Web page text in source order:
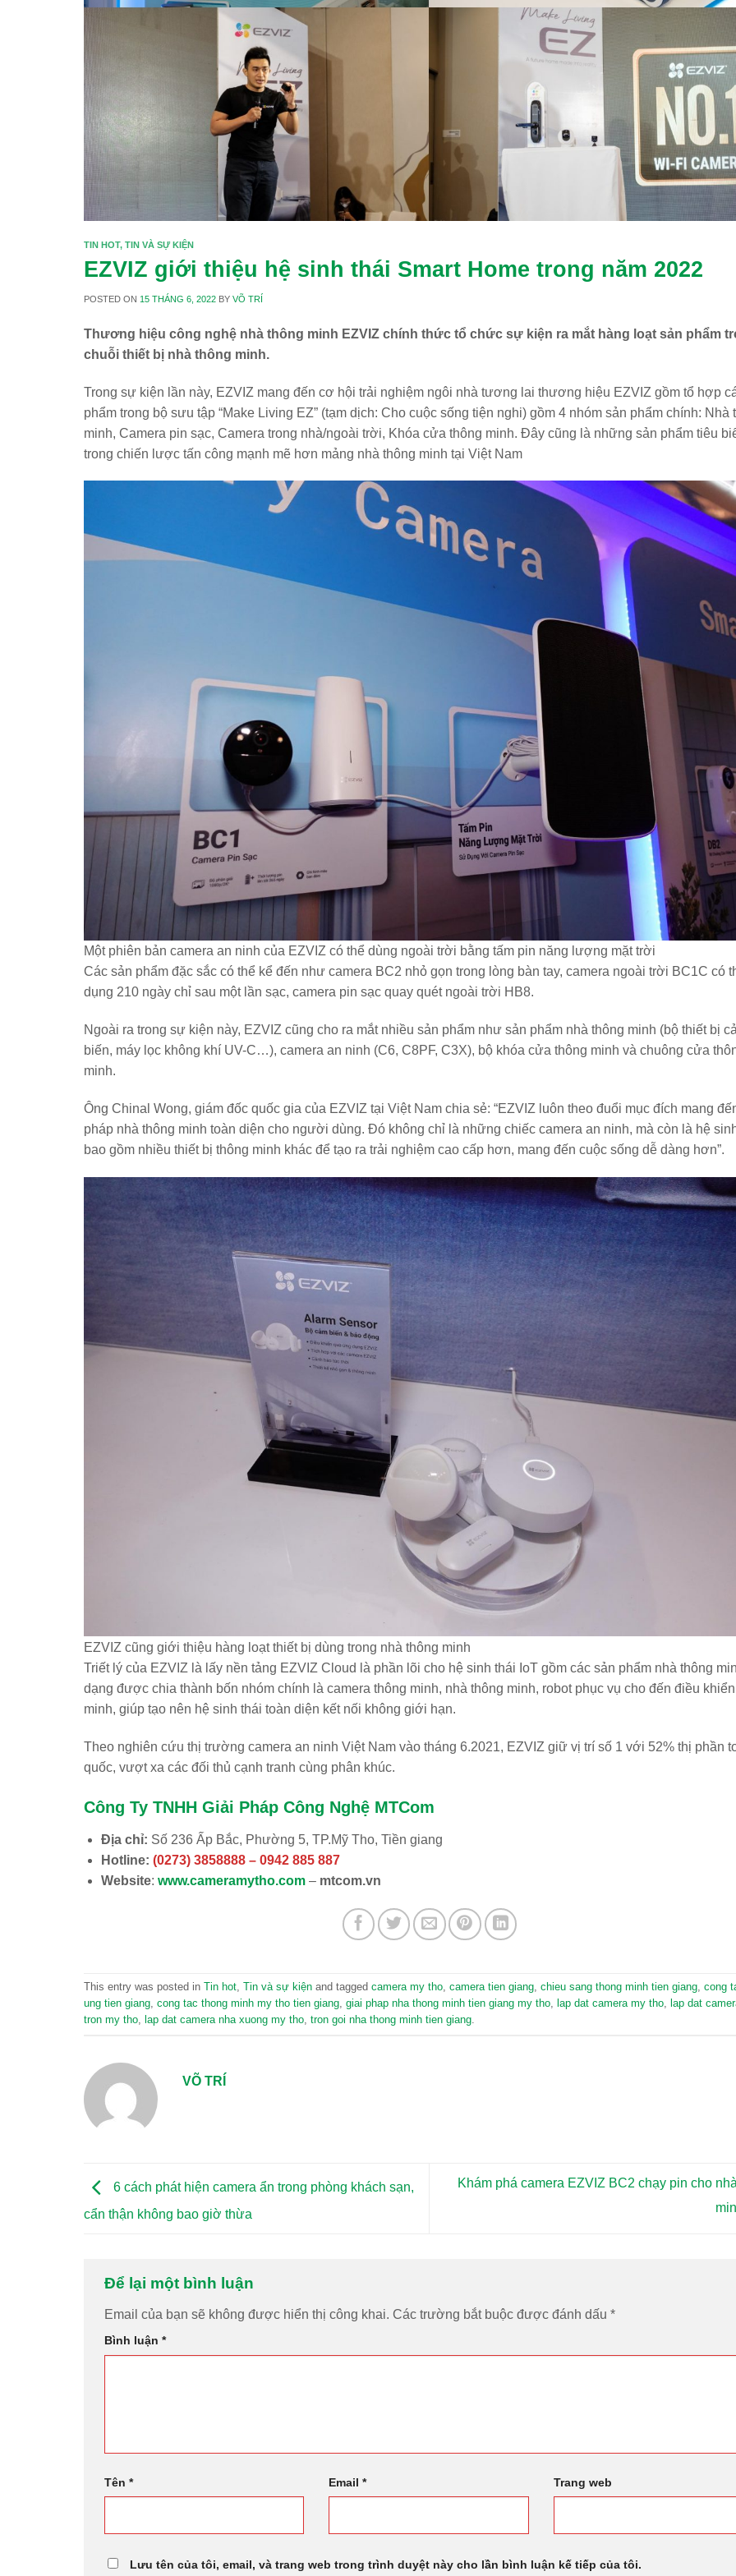
TIN HOT,TIN VÀ SỰ KIỆN
EZVIZ giới thiệu hệ sinh thái Smart Home trong năm 2022
POSTED ON 15 THÁNG 6, 2022 BYVÕ TRÍ
Thương hiệu công nghệ nhà thông minh EZVIZ chính thức tổ chức sự kiện ra mắt hàng loạt sản phẩm
chuỗi thiết bị nhà thông minh.
Trong sự kiện lần này, EZVIZ mang đến cơ hội trải nghiệm ngôi nhà tương lai thương hiệu EZVIZ gồm tổ hợp
phẩm trong bộ sưu tập “Make Living EZ” (tạm dịch: Cho cuộc sống tiện nghi) gồm 4 nhóm sản phẩm chính: Nhà
minh, Camera pin sạc, Camera trong nhà/ngoài trời, Khóa cửa thông minh. Đây cũng là những sản phẩm tiêu
trong chiến lược tấn công mạnh mẽ hơn mảng nhà thông minh tại Việt Nam
Một phiên bản camera an ninh của EZVIZ có thể dùng ngoài trời bằng tấm pin năng lượng mặt trời
Các sản phẩm đặc sắc có thể kể đến như camera BC2 nhỏ gọn trong lòng bàn tay, camera ngoài trời BC1C có
dụng 210 ngày chỉ sau một lần sạc, camera pin sạc quay quét ngoài trời HB8.
Ngoài ra trong sự kiện này, EZVIZ cũng cho ra mắt nhiều sản phẩm như sản phẩm nhà thông minh (bộ thiết bị
biến, máy lọc không khí UV-C…), camera an ninh (C6, C8PF, C3X), bộ khóa cửa thông minh và chuông cửa
minh.
Ông Chinal Wong, giám đốc quốc gia của EZVIZ tại Việt Nam chia sẻ: “EZVIZ luôn theo đuổi mục đích mang
pháp nhà thông minh toàn diện cho người dùng. Đó không chỉ là những chiếc camera an ninh, mà còn là hệ
bao gồm nhiều thiết bị thông minh khác để tạo ra trải nghiệm cao cấp hơn, mang đến cuộc sống dễ dàng hơn”.
EZVIZ cũng giới thiệu hàng loạt thiết bị dùng trong nhà thông minh
Triết lý của EZVIZ là lấy nền tảng EZVIZ Cloud là phần lõi cho hệ sinh thái IoT gồm các sản phẩm nhà thông
dạng được chia thành bốn nhóm chính là camera thông minh, nhà thông minh, robot phục vụ cho đến điều
minh, giúp tạo nên hệ sinh thái toàn diện kết nối không giới hạn.
Theo nghiên cứu thị trường camera an ninh Việt Nam vào tháng 6.2021, EZVIZ giữ vị trí số 1 với 52% thị phần
quốc, vượt xa các đối thủ cạnh tranh cùng phân khúc.
Công Ty TNHH Giải Pháp Công Nghệ MTCom
Địa chỉ: Số 236 Ấp Bắc, Phường 5, TP.Mỹ Tho, Tiền giang
Hotline: (0273) 3858888 – 0942 885 887
Website: www.cameramytho.com –mtcom.vn
This entry was posted in Tin hot, Tin và sự kiện and tagged camera my tho, camera tien giang, chieu sang thong minh tien giang, cong
ung tien giang, cong tac thong minh my tho tien giang, giai phap nha thong minh tien giang my tho, lap dat camera my tho, lap dat
tron my tho, lap dat camera nha xuong my tho, tron goi nha thong minh tien giang.
VÕ TRÍ
6 cách phát hiện camera ẩn trong phòng khách sạn,
cẩn thận không bao giờ thừa
Khám phá camera EZVIZ BC2 chạy pin cho
Để lại một bình luận
Email của bạn sẽ không được hiển thị công khai. Các trường bắt buộc được đánh dấu *
Bình luận *
Tên * Email* Trang web
Lưu tên của tôi, email, và trang web trong trình duyệt này cho lần bình luận kế tiếp của tôi.